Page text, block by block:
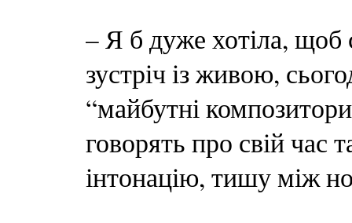
– Я б дуже хотіла, щоб
зустріч із живою,
“майбутні
говорять про свій час
інтонацію, тишу між